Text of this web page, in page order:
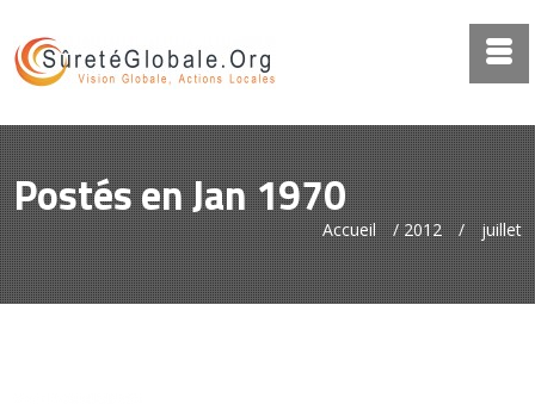
Postés en Jan 1970
Accueil /2012 / juillet